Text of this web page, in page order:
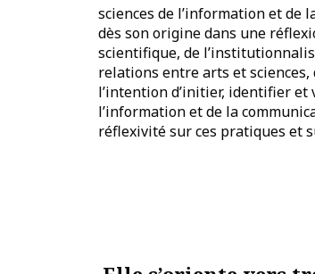
sciences de l’information et de
dès son origine dans une
scientifique, de
relations entre arts et sciences,
l’intention d’initier, identifier et
l’information et de la
réflexivité sur ces pratiques et